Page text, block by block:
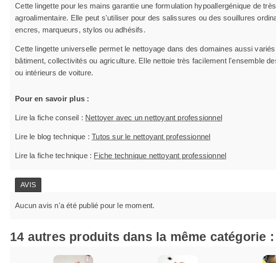
Cette lingette pour les mains garantie une formulation hypoallergénique de
agroalimentaire. Elle peut s'utiliser pour des salissures ou des souillures
encres, marqueurs, stylos ou adhésifs.
Cette lingette universelle permet le nettoyage dans des domaines aussi
bâtiment, collectivités ou agriculture. Elle nettoie très facilement l'ensemble
ou intérieurs de voiture.
Pour en savoir plus :
Lire la fiche conseil : Nettoyer avec un nettoyant professionnel
Lire le blog technique :Tutos sur le nettoyant professionnel
Lire la fiche technique : Fiche technique nettoyant professionnel
AVIS
Aucun avis n'a été publié pour le moment.
14 autres produits dans la même catégorie :